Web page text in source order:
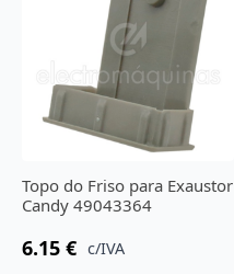
Topo do Friso para Exaustor
Candy 49043364
6.15 € c/IVA